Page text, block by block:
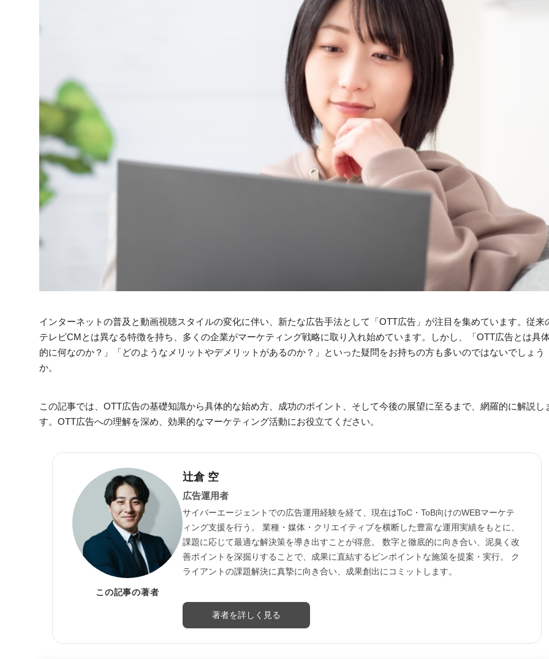
インターネットの普及と動画視聴スタイルの変化に伴い、新たな広告手法として「OTT広告」が注目を集めています。従来
テレビCMとは異なる特徴を持ち、多くの企業がマーケティング戦略に取り入れ始めています。しかし、「OTT広告とは具
的に何なのか？」「どのようなメリットやデメリットがあるのか？」といった疑問をお持ちの方も多いのではないでしょう
か。
この記事では、OTT広告の基礎知識から具体的な始め方、成功のポイント、そして今後の展望に至るまで、網羅的に解説し
す。OTT広告への理解を深め、効果的なマーケティング活動にお役立てください。
この記事の著者
辻倉 空
広告運用者
サイバーエージェントでの広告運用経験を経て、現在はToC・ToB向けのWEBマーケテ
ィング支援を行う。 業種・媒体・クリエイティブを横断した豊富な運用実績をもとに、
課題に応じて最適な解決策を導き出すことが得意。 数字と徹底的に向き合い、泥臭く改
善ポイントを深掘りすることで、成果に直結するピンポイントな施策を提案・実行。 ク
ライアントの課題解決に真摯に向き合い、成果創出にコミットします。
著者を詳しく見る